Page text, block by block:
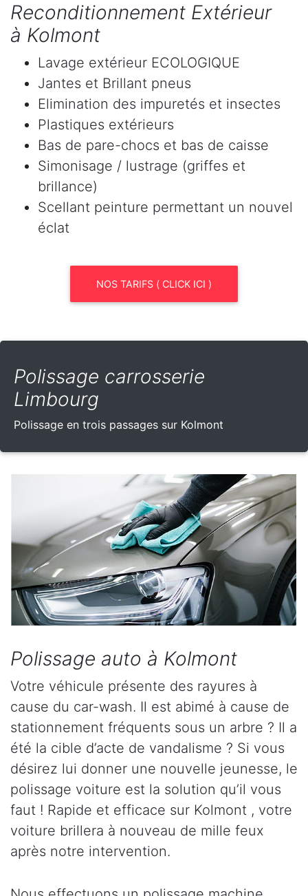
Reconditionnement Extérieur
à Kolmont
Lavage extérieur ECOLOGIQUE
Jantes et Brillant pneus
Elimination des impuretés et insectes
Plastiques extérieurs
Bas de pare-chocs et bas de caisse
Simonisage / lustrage (griffes et
brillance)
Scellant peinture permettant un nouvel
éclat
NOS TARIFS ( CLICK ICI )
Polissage carrosserie
Limbourg
Polissage en trois passages sur Kolmont
Polissage auto à Kolmont
Votre véhicule présente des rayures à
cause du car-wash. Il est abimé à cause de
stationnement fréquents sous un arbre ? Il a
été la cible d’acte de vandalisme ? Si vous
désirez lui donner une nouvelle jeunesse, le
polissage voiture est la solution qu’il vous
faut ! Rapide et efficace sur Kolmont , votre
voiture brillera à nouveau de mille feux
après notre intervention.